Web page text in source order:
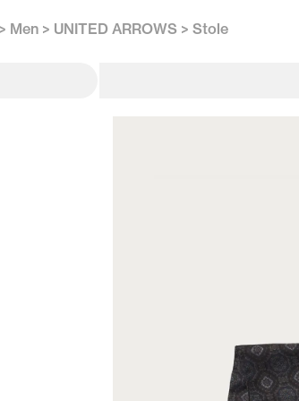
Men UNITED ARROWS Stole